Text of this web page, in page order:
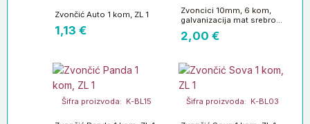
Zvončić Auto 1 kom, ZL 1
1,13 €
Zvoncici 10mm, 6 kom,
galvanizacija mat srebro
IP6
2,00 €
Šifra proizvoda: K-BL15 Šifra proizvoda: K-BL03